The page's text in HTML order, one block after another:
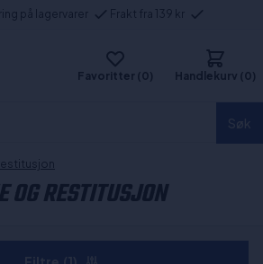
på lagervarer Frakt fra 139 kr
Favoritter (0) Handlekurv (0)
OG RESTITUSJON